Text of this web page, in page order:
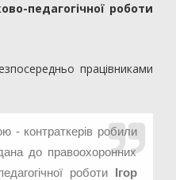
педагогічної роботи
працівниками
- контраткерів робили
до правоохоронних
роботи Ігор